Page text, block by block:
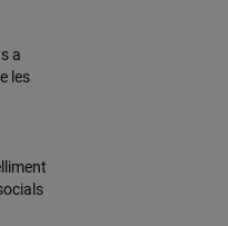
a
les